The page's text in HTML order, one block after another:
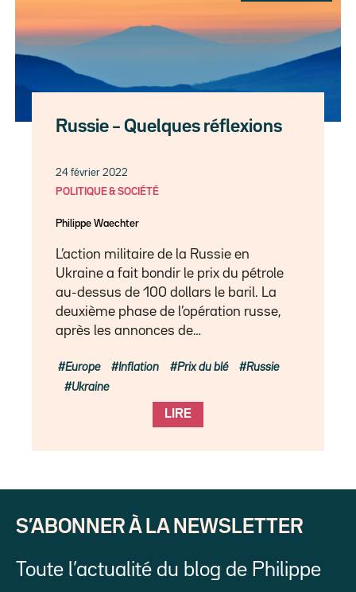
Russie – Quelques réflexions
24 février 2022
POLITIQUE & SOCIÉTÉ
Philippe Waechter
L’action militaire de la Russie en
Ukraine a fait bondir le prix du pétrole
au-dessus de 100 dollars le baril. La
deuxième phase de l’opération russe,
après les annonces de…
LIRE
Europe Inflation Prix du blé
Russie
Ukraine
S’ABONNER À LA NEWSLETTER
Toute l’actualité du blog de Philippe